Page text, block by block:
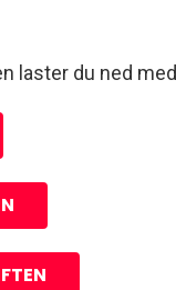
laster du ned